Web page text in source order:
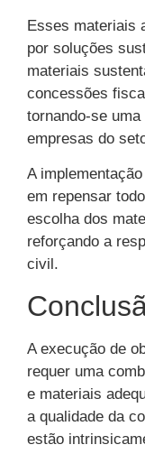
Esses materiais
por soluções
materiais
concessões
tornando-se
empresas do
A
em repensar
escolha dos
reforçando a
civil.
A execução de
requer uma
e materiais
a qualidade da
estão